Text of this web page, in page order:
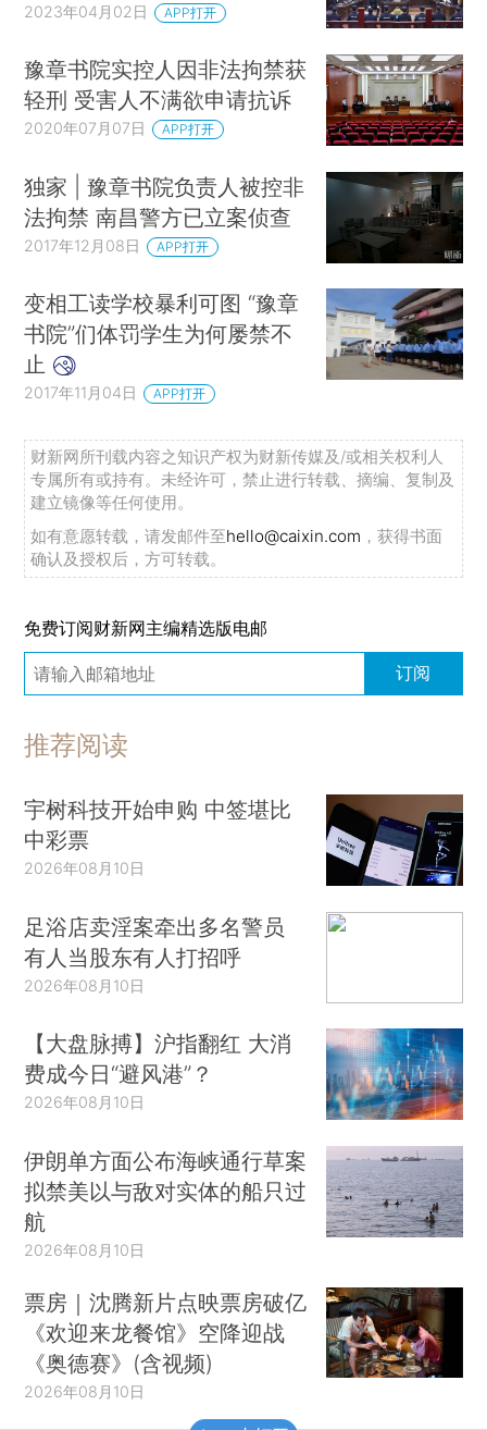
2023年04月02日 APP打开
豫章书院实控人因非法拘禁获
轻刑 受害人不满欲申请抗诉
2020年07月07日 APP打开
独家 | 豫章书院负责人被控非
法拘禁 南昌警方已立案侦查
2017年12月08日 APP打开
变相工读学校暴利可图 “豫章
书院”们体罚学生为何屡禁不
止
2017年11月04日 APP打开
财新网所刊载内容之知识产权为财新传媒及/或相关权利人
专属所有或持有。未经许可，禁止进行转载、摘编、复制及
建立镜像等任何使用。
如有意愿转载，请发邮件至hello@caixin.com ，获得书面
确认及授权后，方可转载。
免费订阅财新网主编精选版电邮
订阅
推荐阅读
宇树科技开始申购 中签堪比
中彩票
2026年08月10日
足浴店卖淫案牵出多名警员
有人当股东有人打招呼
2026年08月10日
【大盘脉搏】沪指翻红 大消
费成今日“避风港”？
2026年08月10日
伊朗单方面公布海峡通行草案
拟禁美以与敌对实体的船只过
航
2026年08月10日
票房｜沈腾新片点映票房破亿
《欢迎来龙餐馆》空降迎战
《奥德赛》(含视频)
2026年08月10日